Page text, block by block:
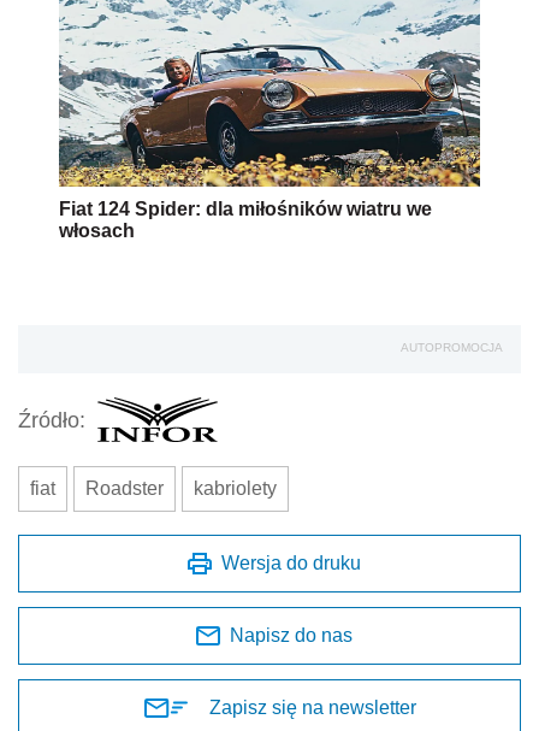
Fiat 124 Spider: dla miłośników wiatru we
włosach
AUTOPROMOCJA
Źródło:
fiat Roadster kabriolety
Wersja do druku
Napisz do nas
Zapisz się na newsletter